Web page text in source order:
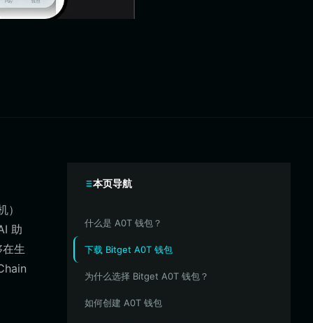
助
生
本页导航
什么是 A0T 钱包？
下载 Bitget A0T 钱包
为什么选择 Bitget A0T 钱包？
如何创建 A0T 钱包